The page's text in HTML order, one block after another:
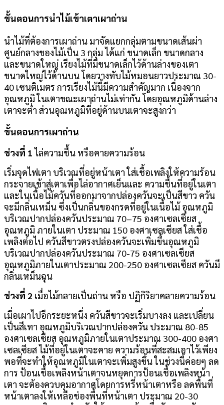
ขั้นตอนการนำไม้เข้าเตาเผาถ่าน
นำไม้ที่ต้องการเผาถ่าน มาจัดแยกกลุ่มตามขนาดเส้นผ่า
ศูนย์กลางของไม้เป็น 3 กลุ่ม ได้แก่ ขนาดเล็ก ขนาดกลาง
และขนาดใหญ่ เรียงไม้ที่มีขนาดเล็กไว้ด้านล่างของเตา
ขนาดใหญ่ไว้ด้านบน โดยวางทับไม้หมอนยาวประมาณ 30-
40 เซนติเมตร การเรียงไม้นี้มีความสำคัญมาก เนื่องจาก
อุณหภูมิ ในเตาขณะเผาถ่านไม่เท่ากัน โดยอุณหภูมิด้านล่าง
เตาจะต่ำ ส่วนอุณหภูมิที่อยู่ด้านบนเตาจะสูงกว่า
ขั้นตอนการเผาถ่าน
ช่วงที่ 1 ไล่ความชื้น หรือคายความร้อน
เริ่มจุดไฟเตา บริเวณที่อยู่หน้าเตา ใส่เชื้อเพลิงให้ความร้อน
กระจายเข้าสู่เตาเพื่อไล่อากาศเย็นและ ความชื้นที่อยู่ในเตา
และในเนื้อไม้ควันที่ออกมาจากปล่องควันจะเป็นสีขาว ควัน
จะมีกลิ่นเหม็น ซึ่งเป็นกลิ่นของกรดที่อยู่ในเนื้อไม้ อุณหภูมิ
บริเวณปากปล่องควันประมาณ 70–75 องศาเซลเซียส
อุณหภูมิ ภายในเตา ประมาณ 150 องศาเซลเซียส ใส่เชื้อ
เพลิงต่อไป ควันสีขาวตรงปล่องควันจะเพิ่มขึ้นอุณหภูมิ
บริเวณปากปล่องควันประมาณ 70-75 องศาเซลเซียส
อุณหภูมิภายในเตาประมาณ 200-250 องศาเซลเซียส ควันมี
กลิ่นเหม็นฉุน
ช่วงที่ 2 เมื่อไม้กลายเป็นถ่าน หรือ ปฏิกิริยาคลายความร้อน
เมื่อเผาไปอีกระยะหนึ่ง ควันสีขาวจะเริ่มบางลง และเปลี่ยน
เป็นสีเทา อุณหภูมิบริเวณปากปล่องควัน ประมาณ 80-85
องศาเซลเซียส อุณหภูมิภายในเตาประมาณ 300-400 องศา
เซลเซียส ไม้ที่อยู่ในเตาจะคาย ความร้อนที่สะสมเอาไว้เพียง
พอที่จะทำให้อุณหภูมิในเตาจะเพิ่มสูงขึ้น ในช่วงนี้ค่อยๆ ลด
การ ป้อนเชื้อเพลิงหน้าเตาจนหยุดการป้อนเชื้อเพลิงหน้า
เตา จะต้องควบคุมอากาศโดยการหรี่หน้าเตาหรือ ลดพื้นที่
หน้าเตาลงให้เหลือช่องพื้นที่หน้าเตา ประมาณ 20-30